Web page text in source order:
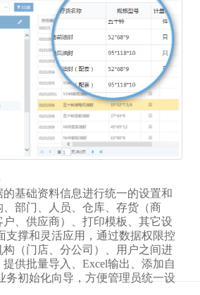
基础资料信息进行统一的设置和
部门、人员、仓库、存货（商
、供应商）、打印模板、其它设
支撑和灵活应用，通过数据权限控
（门店、分公司）、用户之间进
供批量导入、Excel输出、添加自
务初始化向导，方便管理员统一设